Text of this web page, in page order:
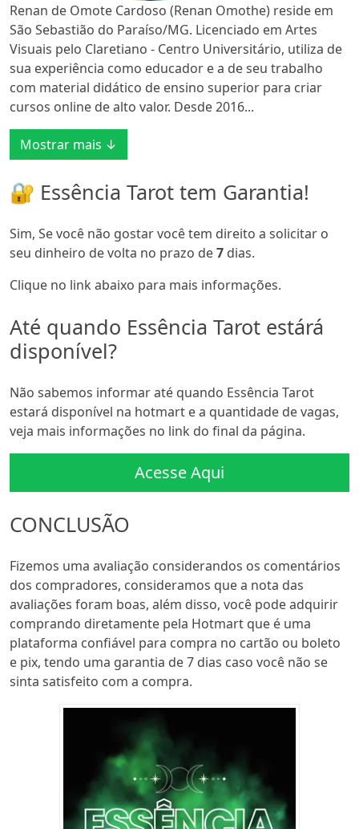
Renan de Omote Cardoso (Renan Omothe) reside em
São Sebastião do Paraíso/MG. Licenciado em Artes
Visuais pelo Claretiano - Centro Universitário, utiliza de
sua experiência como educador e a de seu trabalho
com material didático de ensino superior para criar
cursos online de alto valor. Desde 2016...
Mostrar mais ↓
🔐 Essência Tarot tem Garantia!
Sim, Se você não gostar você tem direito a solicitar o
seu dinheiro de volta no prazo de7 dias.
Clique no link abaixo para mais informações.
Até quando Essência Tarot estárá
disponível?
Não sabemos informar até quando Essência Tarot
estará disponível na hotmart e a quantidade de vagas,
veja mais informações no link do final da página.
Acesse Aqui
CONCLUSÃO
Fizemos uma avaliação considerandos os comentários
dos compradores, consideramos que a nota das
avaliações foram boas, além disso, você pode adquirir
comprando diretamente pela Hotmart que é uma
plataforma confiável para compra no cartão ou boleto
e pix, tendo uma garantia de 7 dias caso você não se
sinta satisfeito com a compra.